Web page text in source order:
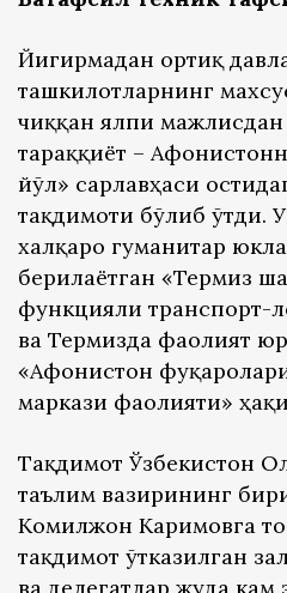
Йигирмадан ортиқ
ташкилотларнинг
чиққан ялпи мажлисдан
тараққиёт –
йўл» сарлавҳаси
тақдимоти бўлиб ўтди.
халқаро гуманитар
берилаётган «Термиз
функцияли транспорт-
ва Термизда фаолият
«Афғонистон
маркази фаолияти»
Тақдимот Ўзбекистон
таълим вазирининг
Комилжон Каримовга
тақдимот ўтказилган
ва делегатлар жуда кам